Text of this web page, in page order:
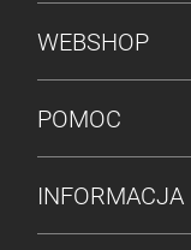
MENU STOPKI
WEBSHOP
POMOC
INFORMACJA